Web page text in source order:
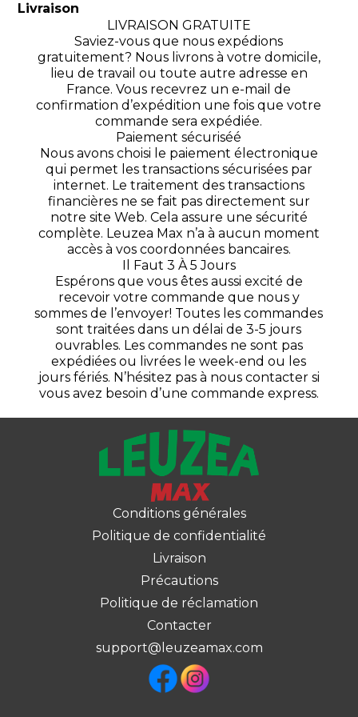
Livraison
LIVRAISON GRATUITE
Saviez-vous que nous expédions
gratuitement? Nous livrons à votre domicile,
lieu de travail ou toute autre adresse en
France. Vous recevrez un e-mail de
confirmation d’expédition une fois que votre
commande sera expédiée.
Paiement sécuriséé
Nous avons choisi le paiement électronique
qui permet les transactions sécurisées par
internet. Le traitement des transactions
financières ne se fait pas directement sur
notre site Web. Cela assure une sécurité
complète. Leuzea Max n’a à aucun moment
accès à vos coordonnées bancaires.
Il Faut 3 À 5 Jours
Espérons que vous êtes aussi excité de
recevoir votre commande que nous y
sommes de l’envoyer! Toutes les commandes
sont traitées dans un délai de 3-5 jours
ouvrables. Les commandes ne sont pas
expédiées ou livrées le week-end ou les
jours fériés. N’hésitez pas à nous contacter si
vous avez besoin d’une commande express.
Conditions générales
Politique de confidentialité
Livraison
Précautions
Politique de réclamation
Contacter
support@leuzeamax.com